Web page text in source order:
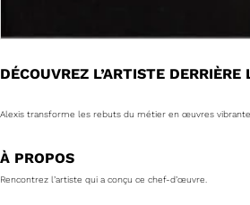
DÉCOUVREZ L’ARTISTE
Alexis transforme les rebuts du métier en œuvres
À PROPOS
Rencontrez l’artiste qui a conçu ce chef-d’œuvre.